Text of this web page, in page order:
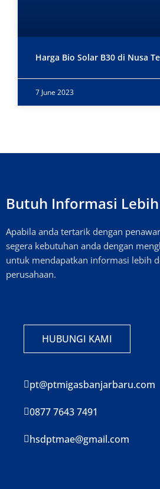
Harga Bio Solar B30 di Nusa
7 June 2023
Butuh Informasi
Apabila anda tertarik dengan
segera kebutuhan anda dengan
untuk mendapatkan informasi lebih
perusahaan.
HUBUNGI KAMI
pt@ptmigasbanjarbaru.com
0877 7643 7491
hsdptmae@gmail.com